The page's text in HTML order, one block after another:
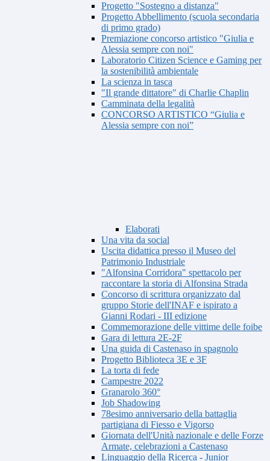
Progetto "Sostegno a distanza"
Progetto Abbellimento (scuola secondaria
di primo grado)
Premiazione concorso artistico "Giulia e
Alessia sempre con noi"
Laboratorio Citizen Science e Gaming per
la sostenibilità ambientale
La scienza in tasca
"Il grande dittatore" di Charlie Chaplin
Camminata della legalità
CONCORSO ARTISTICO “Giulia e
Alessia sempre con noi”
Elaborati
Una vita da social
Uscita didattica presso il Museo del
Patrimonio Industriale
"Alfonsina Corridora" spettacolo per
raccontare la storia di Alfonsina Strada
Concorso di scrittura organizzato dal
gruppo Storie dell'INAF e ispirato a
Gianni Rodari - III edizione
Commemorazione delle vittime delle foibe
Gara di lettura 2E-2F
Una guida di Castenaso in spagnolo
Progetto Biblioteca 3E e 3F
La torta di fede
Campestre 2022
Granarolo 360°
Job Shadowing
78esimo anniversario della battaglia
partigiana di Fiesso e Vigorso
Giornata dell'Unità nazionale e delle Forze
Armate, celebrazioni a Castenaso
Linguaggio della Ricerca - Junior